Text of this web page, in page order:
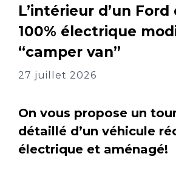
L’intérieur d’un
100% électrique
“camper van”
27 juillet 2026
On vous propose un
détaillé d’un véhicule
électrique et aménagé!